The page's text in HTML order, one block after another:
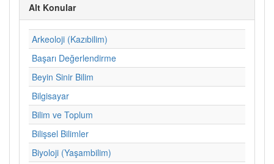
Alt Konular
Arkeoloji (Kazıbilim)
Başarı Değerlendirme
Beyin Sinir Bilim
Bilgisayar
Bilim ve Toplum
Bilişsel Bilimler
Biyoloji (Yaşambilim)